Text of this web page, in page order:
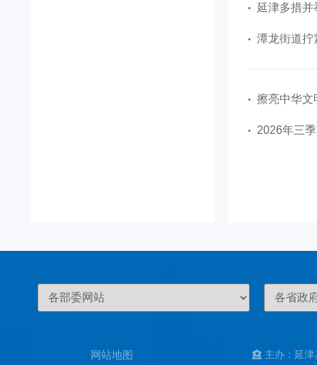
延津多措并
潭龙街道拧
擦亮中华
2026年三
网站地图
主办：延